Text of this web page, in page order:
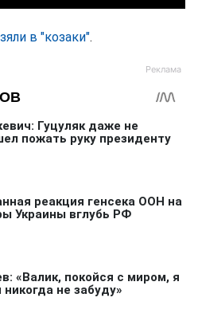
в "козаки".